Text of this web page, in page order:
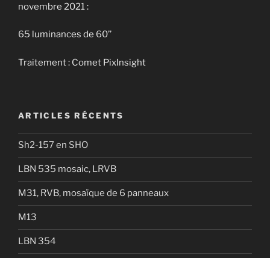
novembre 2021 :
65 luminances de 60’’
Traitement : Comet PixInsight
ARTICLES RÉCENTS
Sh2-157 en SHO
LBN 535 mosaic, LRVB
M31, RVB, mosaïque de 6 panneaux
M13
LBN 354